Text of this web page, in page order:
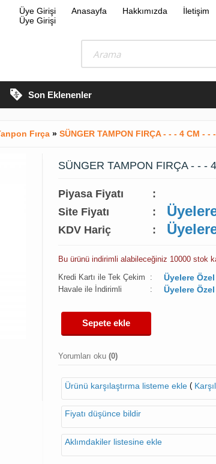
Üye Girişi Anasayfa Hakkımızda İletişim
Üye Girişi
Son Eklenenler
Fırça » SÜNGER TAMPON FIRÇA - - - 4 CM - -
SÜNGER TAMPON FIRÇA - - -
Piyasa Fiyatı
:
Site Fiyatı
:
KDV Hariç :
Bu ürünü indirimli alabileceğiniz 10000 stok
Kredi Kartı ile Tek Çekim
: Üyelere Özel
Havale ile İndirimli : Üyelere Özel
Sepete ekle
Yorumları oku (0)
Ürünü karşılaştırma listeme ekle (
Fiyatı düşünce bildir
Aklımdakiler listesine ekle